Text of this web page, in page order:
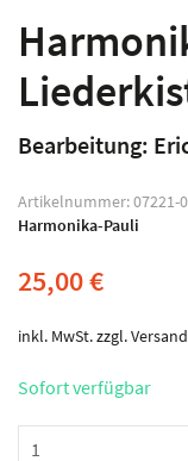
Bearbeitung:
Artikelnummer:07221-
Harmonika-Pauli
25,00€
inkl. MwSt.zzgl.
Sofort verfügbar